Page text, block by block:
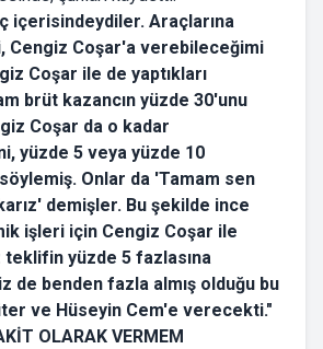
içerisindeydiler. Araçlarına
Cengiz Coşar'a verebileceğimi
Coşar ile de yaptıkları
brüt kazancın yüzde 30'unu
Coşar da o kadar
yüzde 5 veya yüzde 10
Onlar da 'Tamam sen
demişler. Bu şekilde ince
işleri için Cengiz Coşar ile
yüzde 5 fazlasına
de benden fazla almış olduğu bu
ve Hüseyin Cem'e verecekti."
OLARAK VERMEM